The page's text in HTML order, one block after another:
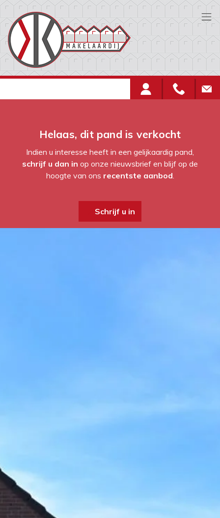
Menu overslaan en naar de inhoud gaan
Helaas, dit pand is verkocht
Indien u interesse heeft in een gelijkaardig pand,
schrijf u dan in op onze nieuwsbrief en blijf op de
hoogte van ons recentste aanbod.
Schrijf u in